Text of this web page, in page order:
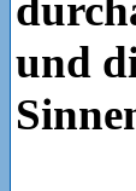
und